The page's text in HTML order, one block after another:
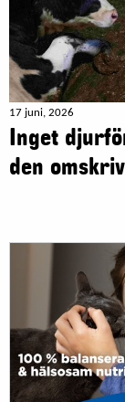
17 juni, 2026
Inget
den